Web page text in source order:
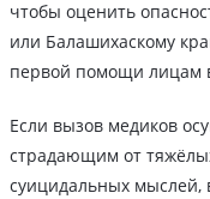
чтобы оценить
или Балашихаскому
первой помощи лицам
Если вызов медиков
страдающим от
суицидальных мыслей,